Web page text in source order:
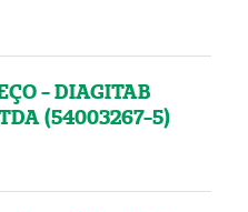
- DIAGITAB
(54003267-5)